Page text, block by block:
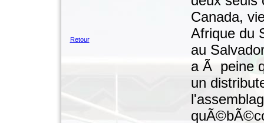
Retour
Canada,
Afrique du
au
a Ã peine
un